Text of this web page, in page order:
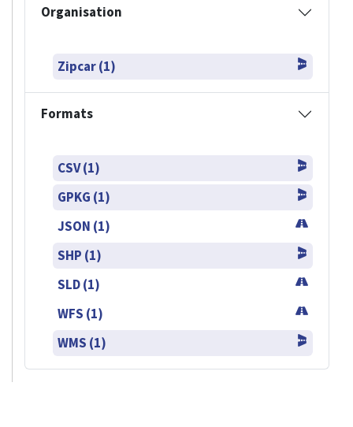
Organisation
Zipcar (1)
Formats
CSV (1)
GPKG (1)
JSON (1)
SHP (1)
SLD (1)
WFS (1)
WMS (1)